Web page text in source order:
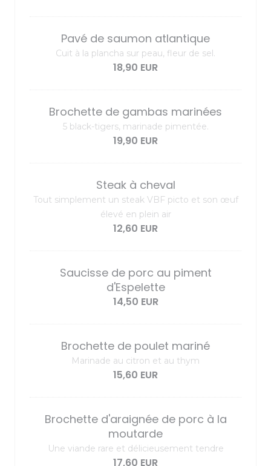
Pavé de saumon atlantique
Cuit à la plancha sur peau, fleur de sel.
18,90 EUR
Brochette de gambas marinées
5 black-tigers, marinade pimentée.
19,90 EUR
Steak à cheval
Tout simplement un steak VBF picto et son œuf
élevé en plein air
12,60 EUR
Saucisse de porc au piment
d'Espelette
14,50 EUR
Brochette de poulet mariné
Marinade au citron et au thym
15,60 EUR
Brochette d'araignée de porc à la
moutarde
Une viande rare et délicieusement tendre
17,60 EUR